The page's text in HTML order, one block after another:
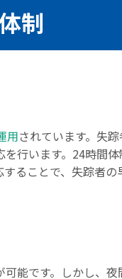
制
用されています。失
行います。24時間
ることで、失踪者の
能です。しかし、